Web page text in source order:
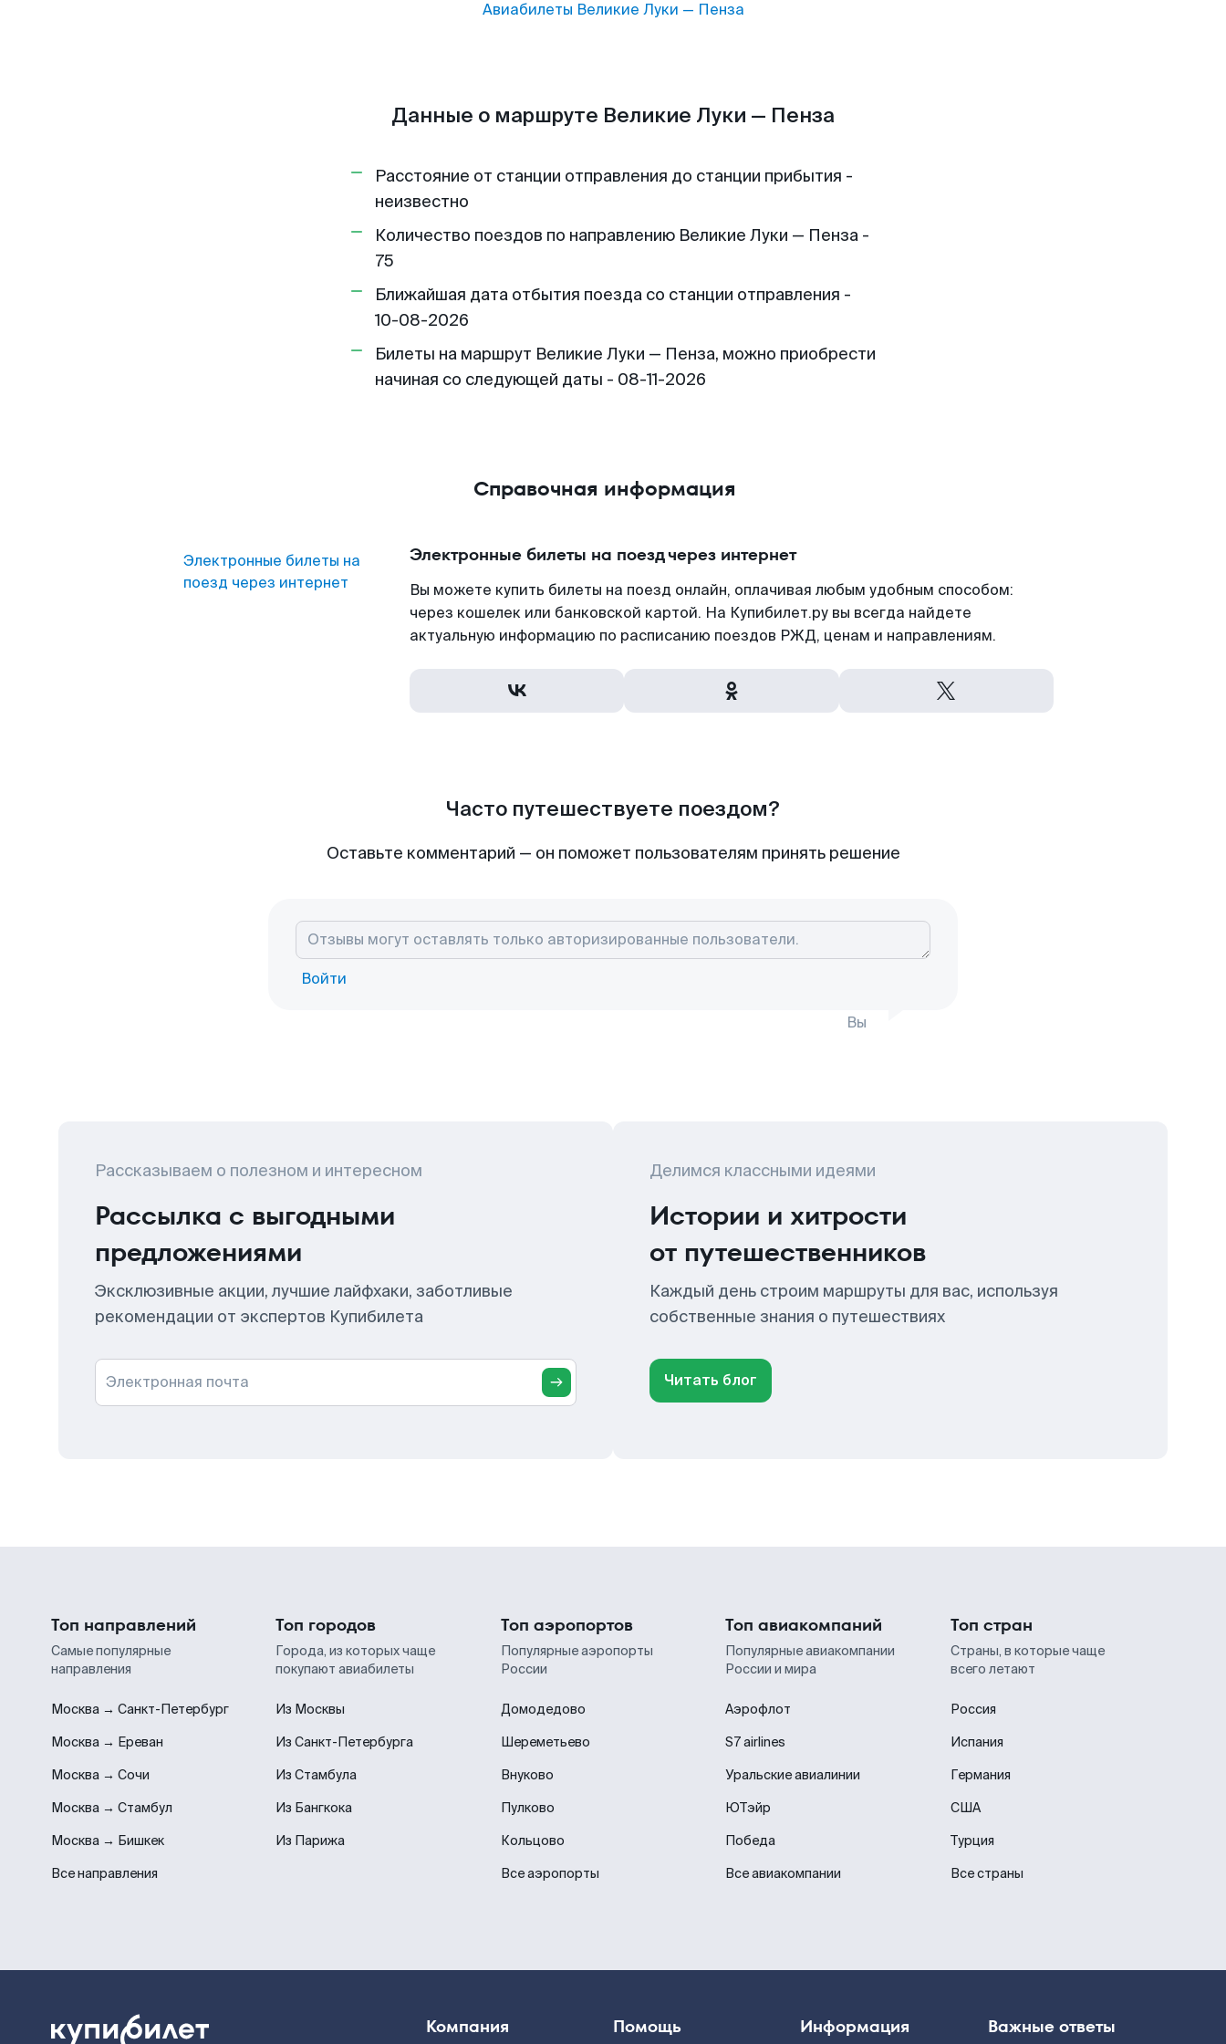
Авиабилеты Великие Луки — Пенза
Данные о маршруте Великие Луки — Пенза
Расстояние от станции отправления до станции прибытия -
неизвестно
Количество поездов по направлению Великие Луки — Пенза -
75
Ближайшая дата отбытия поезда со станции отправления -
10-08-2026
Билеты на маршрут Великие Луки — Пенза, можно приобрести
начиная со следующей даты - 08-11-2026
Справочная информация
Электронные билеты на
поезд через интернет
Электронные билеты на поезд через интернет
Вы можете купить билеты на поезд онлайн, оплачивая любым удобным способом:
через кошелек или банковской картой. На Купибилет.ру вы всегда найдете
актуальную информацию по расписанию поездов РЖД, ценам и направлениям.
Часто путешествуете поездом?
Оставьте комментарий — он поможет пользователям принять решение
Войти
Вы
Рассказываем о полезном и интересном
Рассылка с выгодными
предложениями
Эксклюзивные акции, лучшие лайфхаки, заботливые
рекомендации от экспертов Купибилета
Электронная почта
Делимся классными идеями
Истории и хитрости
от путешественников
Каждый день строим маршруты для вас, используя
собственные знания о путешествиях
Читать блог
Топ направлений
Самые популярные
направления
Москва → Санкт-Петербург
Москва → Ереван
Москва → Сочи
Москва → Стамбул
Москва → Бишкек
Все направления
Топ городов
Города, из которых чаще
покупают авиабилеты
Из Москвы
Из Санкт-Петербурга
Из Стамбула
Из Бангкока
Из Парижа
Топ аэропортов
Популярные аэропорты
России
Домодедово
Шереметьево
Внуково
Пулково
Кольцово
Все аэропорты
Топ авиакомпаний
Популярные авиакомпании
России и мира
Аэрофлот
S7 airlines
Уральские авиалинии
ЮТэйр
Победа
Все авиакомпании
Топ стран
Страны, в которые чаще
всего летают
Россия
Испания
Германия
США
Турция
Все страны
Компания Помощь Информация Важные ответы